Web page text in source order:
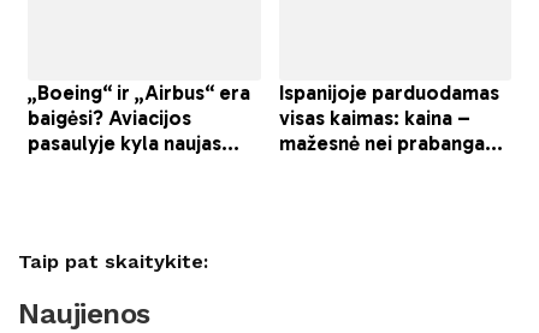
Taip pat skaitykite:
Naujienos